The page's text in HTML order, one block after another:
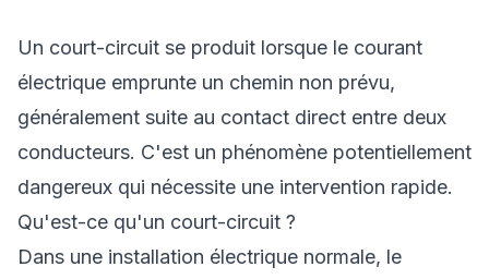
Un court-circuit se produit lorsque le courant
électrique emprunte un chemin non prévu,
généralement suite au contact direct entre deux
conducteurs. C'est un phénomène potentiellement
dangereux qui nécessite une intervention rapide.
Qu'est-ce qu'un court-circuit ?
Dans une installation électrique normale, le